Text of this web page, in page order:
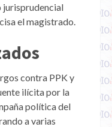
jurisprudencial
el magistrado.
contra PPK y
ilícita por la
política del
a varias